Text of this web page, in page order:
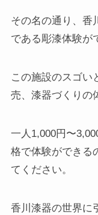
その名の通り、香
である彫漆体験が
この施設のスゴい
売、漆器づくりの
一人1,000円〜
格で体験ができる
てください。
香川漆器の世界に